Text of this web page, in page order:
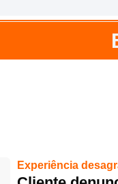
Experiência